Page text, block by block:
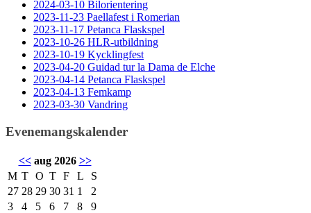
2024-03-10 Bilorientering
2023-11-23 Paellafest i Romerian
2023-11-17 Petanca Flaskspel
2023-10-26 HLR-utbildning
2023-10-19 Kycklingfest
2023-04-20 Guidad tur la Dama de Elche
2023-04-14 Petanca Flaskspel
2023-04-13 Femkamp
2023-03-30 Vandring
Evenemangskalender
<<aug 2026 >>
M T O T F L
S
27 28 29 30 31 1
2
3
4 5 6 7 8
9